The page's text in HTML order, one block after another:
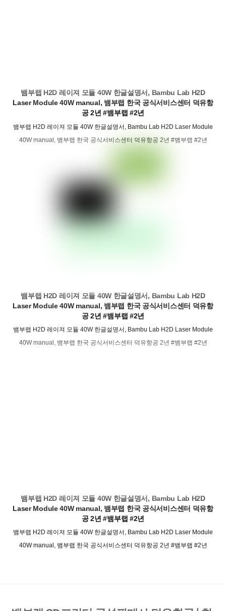
뱀부랩 H2D 레이져 모듈 40W 한글설명서, Bambu Lab H2D
Laser Module 40W manual, 뱀부랩 한국 공식서비스센터 덕유항
공 2년 #뱀부랩 #2년
뱀부랩 H2D 레이져 모듈 40W 한글설명서, Bambu Lab H2D Laser Module
40W manual, 뱀부랩 한국 공식서비스센터 덕유항공 2년 #뱀부랩 #2년
뱀부랩 H2D 레이져 모듈 40W 한글설명서, Bambu Lab H2D
Laser Module 40W manual, 뱀부랩 한국 공식서비스센터 덕유항
공 2년 #뱀부랩 #2년
뱀부랩 H2D 레이져 모듈 40W 한글설명서, Bambu Lab H2D Laser Module
40W manual, 뱀부랩 한국 공식서비스센터 덕유항공 2년 #뱀부랩 #2년
뱀부랩 H2D 레이져 모듈 40W 한글설명서, Bambu Lab H2D
Laser Module 40W manual, 뱀부랩 한국 공식서비스센터 덕유항
공 2년 #뱀부랩 #2년
뱀부랩 H2D 레이져 모듈 40W 한글설명서, Bambu Lab H2D Laser Module
40W manual, 뱀부랩 한국 공식서비스센터 덕유항공 2년 #뱀부랩 #2년